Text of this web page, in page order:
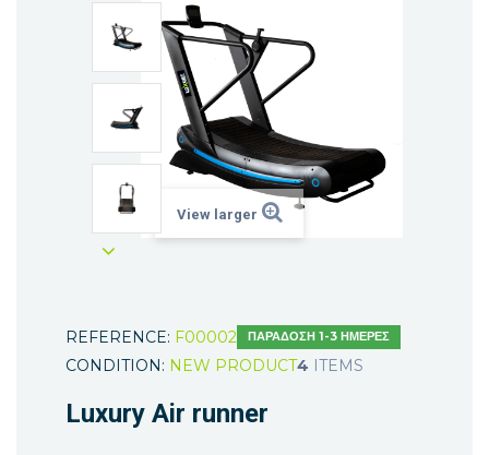
View larger
REFERENCE: F00002 ΠΑΡΑΔΟΣΗ 1-3 ΗΜΈΡΕΣ
CONDITION: NEW PRODUCT4 ITEMS
Luxury Air runner